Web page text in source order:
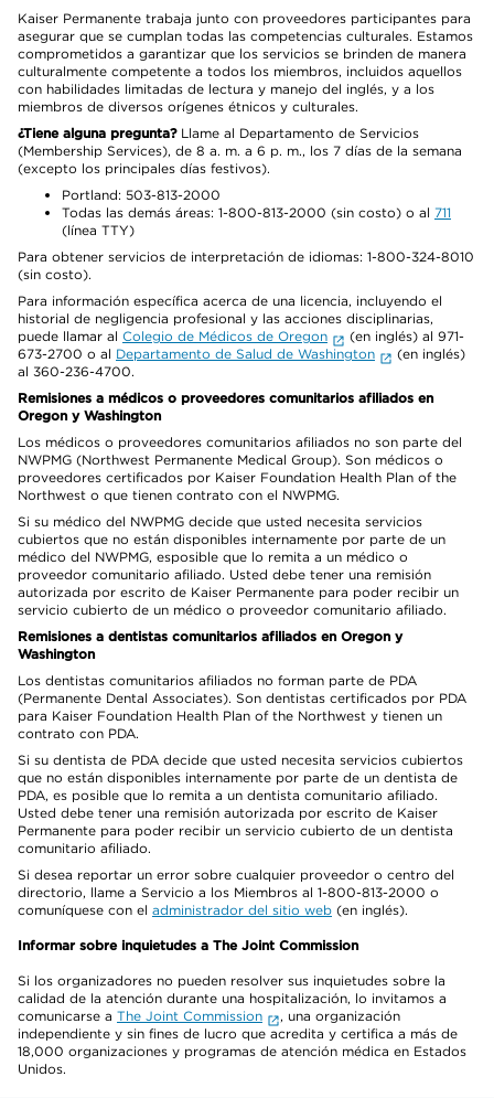
Kaiser Permanente trabaja junto con proveedores participantes para
asegurar que se cumplan todas las competencias culturales. Estamos
comprometidos a garantizar que los servicios se brinden de manera
culturalmente competente a todos los miembros, incluidos aquellos
con habilidades limitadas de lectura y manejo del inglés, y a los
miembros de diversos orígenes étnicos y culturales.
¿Tiene alguna pregunta?Llame al Departamento de Servicios
(Membership Services), de 8 a. m. a 6 p. m., los 7 días de la semana
(excepto los principales días festivos).
Portland: 503-813-2000
Todas las demás áreas: 1-800-813-2000 (sin costo) o al 711
(línea TTY)
Para obtener servicios de interpretación de idiomas: 1-800-324-8010
(sin costo).
Para información específica acerca de una licencia, incluyendo el
historial de negligencia profesional y las acciones disciplinarias,
puede llamar al Colegio de Médicos de Oregon
(en inglés) al 971-
673-2700 o al Departamento de Salud de Washington
(en inglés)
al 360-236-4700.
Remisiones a médicos o proveedores comunitarios afiliados en
Oregon y Washington
Los médicos o proveedores comunitarios afiliados no son parte del
NWPMG (Northwest Permanente Medical Group). Son médicos o
proveedores certificados por Kaiser Foundation Health Plan of the
Northwest o que tienen contrato con el NWPMG.
Si su médico del NWPMG decide que usted necesita servicios
cubiertos que no están disponibles internamente por parte de un
médico del NWPMG, esposible que lo remita a un médico o
proveedor comunitario afiliado. Usted debe tener una remisión
autorizada por escrito de Kaiser Permanente para poder recibir un
servicio cubierto de un médico o proveedor comunitario afiliado.
Remisiones a dentistas comunitarios afiliados en Oregon y
Washington
Los dentistas comunitarios afiliados no forman parte de PDA
(Permanente Dental Associates). Son dentistas certificados por PDA
para Kaiser Foundation Health Plan of the Northwest y tienen un
contrato con PDA.
Si su dentista de PDA decide que usted necesita servicios cubiertos
que no están disponibles internamente por parte de un dentista de
PDA, es posible que lo remita a un dentista comunitario afiliado.
Usted debe tener una remisión autorizada por escrito de Kaiser
Permanente para poder recibir un servicio cubierto de un dentista
comunitario afiliado.
Si desea reportar un error sobre cualquier proveedor o centro del
directorio, llame a Servicio a los Miembros al 1-800-813-2000 o
comuníquese con el administrador del sitio web (en inglés).
Informar sobre inquietudes a The Joint Commission
Si los organizadores no pueden resolver sus inquietudes sobre la
calidad de la atención durante una hospitalización, lo invitamos a
comunicarse a The Joint Commission
, una organización
independiente y sin fines de lucro que acredita y certifica a más de
18,000 organizaciones y programas de atención médica en Estados
Unidos.